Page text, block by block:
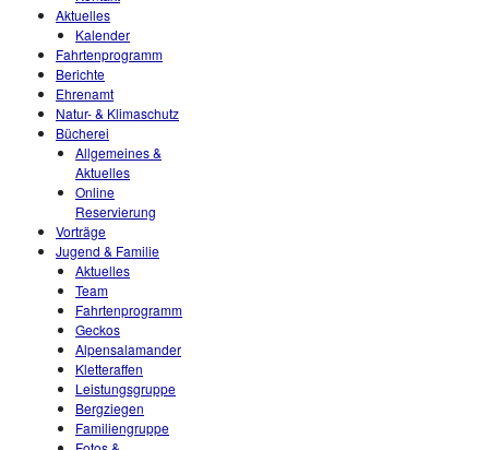
Aktuelles
Kalender
Fahrtenprogramm
Berichte
Ehrenamt
Natur- & Klimaschutz
Bücherei
Allgemeines &
Aktuelles
Online
Reservierung
Vorträge
Jugend & Familie
Aktuelles
Team
Fahrtenprogramm
Geckos
Alpensalamander
Kletteraffen
Leistungsgruppe
Bergziegen
Familiengruppe